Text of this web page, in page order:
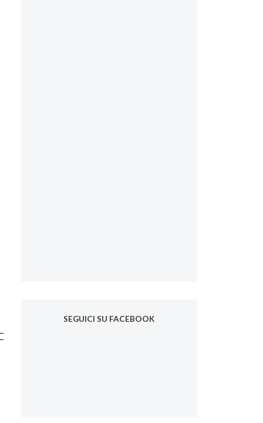
SEGUICI SU FACEBOOK